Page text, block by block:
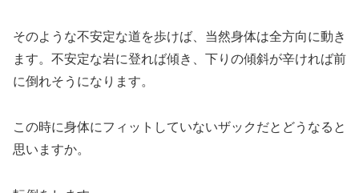
そのような不安定な道を歩けば、当然身体は全方向に動き
ます。不安定な岩に登れば傾き、下りの傾斜が辛ければ前
に倒れそうになります。
この時に身体にフィットしていないザックだとどうなると
思いますか。